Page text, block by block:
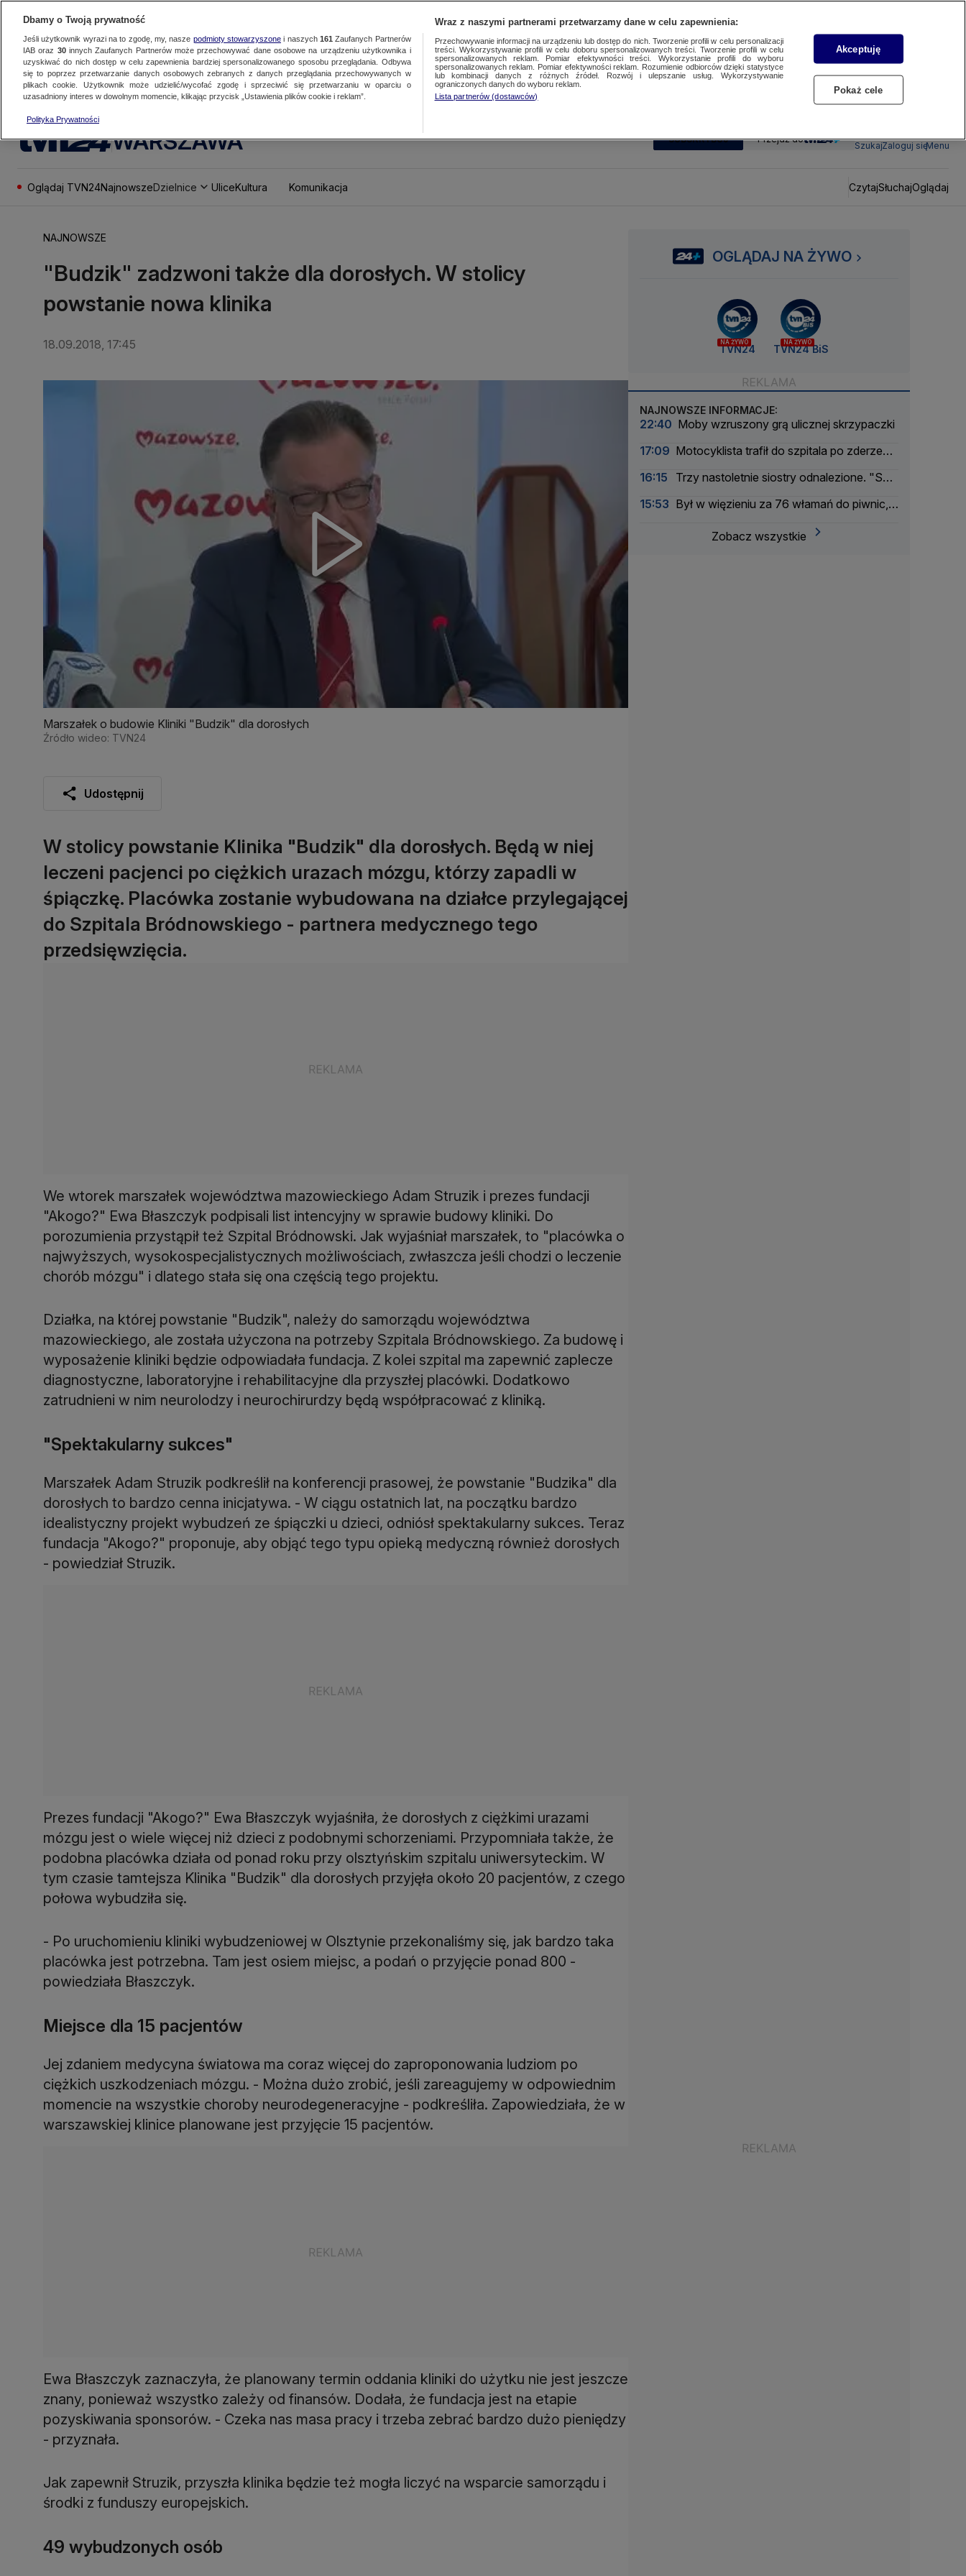
WARSZAWA SUBSKRYBUJ Przejdź do
SzukajZaloguj sięMenu
Oglądaj TVN24NajnowszeDzielnice UliceKultura Komunikacja CzytajSłuchajOglądaj
NAJNOWSZE
"Budzik" zadzwoni także dla dorosłych. W stolicy
powstanie nowa klinika
18.09.2018, 17:45
Marszałek o budowie Kliniki "Budzik" dla dorosłych
Źródło wideo: TVN24
Udostępnij
W stolicy powstanie Klinika "Budzik" dla dorosłych. Będą w niej
leczeni pacjenci po ciężkich urazach mózgu, którzy zapadli w
śpiączkę. Placówka zostanie wybudowana na działce przylegającej
do Szpitala Bródnowskiego - partnera medycznego tego
przedsięwzięcia.
We wtorek marszałek województwa mazowieckiego Adam Struzik i prezes fundacji
"Akogo?" Ewa Błaszczyk podpisali list intencyjny w sprawie budowy kliniki. Do
porozumienia przystąpił też Szpital Bródnowski. Jak wyjaśniał marszałek, to "placówka o
najwyższych, wysokospecjalistycznych możliwościach, zwłaszcza jeśli chodzi o leczenie
chorób mózgu" i dlatego stała się ona częścią tego projektu.
Działka, na której powstanie "Budzik", należy do samorządu województwa
mazowieckiego, ale została użyczona na potrzeby Szpitala Bródnowskiego. Za budowę i
wyposażenie kliniki będzie odpowiadała fundacja. Z kolei szpital ma zapewnić zaplecze
diagnostyczne, laboratoryjne i rehabilitacyjne dla przyszłej placówki. Dodatkowo
zatrudnieni w nim neurolodzy i neurochirurdzy będą współpracować z kliniką.
"Spektakularny sukces"
Marszałek Adam Struzik podkreślił na konferencji prasowej, że powstanie "Budzika" dla
dorosłych to bardzo cenna inicjatywa. - W ciągu ostatnich lat, na początku bardzo
idealistyczny projekt wybudzeń ze śpiączki u dzieci, odniósł spektakularny sukces. Teraz
fundacja "Akogo?" proponuje, aby objąć tego typu opieką medyczną również dorosłych
- powiedział Struzik.
Prezes fundacji "Akogo?" Ewa Błaszczyk wyjaśniła, że dorosłych z ciężkimi urazami
mózgu jest o wiele więcej niż dzieci z podobnymi schorzeniami. Przypomniała także, że
podobna placówka działa od ponad roku przy olsztyńskim szpitalu uniwersyteckim. W
tym czasie tamtejsza Klinika "Budzik" dla dorosłych przyjęła około 20 pacjentów, z czego
połowa wybudziła się.
- Po uruchomieniu kliniki wybudzeniowej w Olsztynie przekonaliśmy się, jak bardzo taka
placówka jest potrzebna. Tam jest osiem miejsc, a podań o przyjęcie ponad 800 -
powiedziała Błaszczyk.
Miejsce dla 15 pacjentów
Jej zdaniem medycyna światowa ma coraz więcej do zaproponowania ludziom po
ciężkich uszkodzeniach mózgu. - Można dużo zrobić, jeśli zareagujemy w odpowiednim
momencie na wszystkie choroby neurodegeneracyjne - podkreśliła. Zapowiedziała, że w
warszawskiej klinice planowane jest przyjęcie 15 pacjentów.
Ewa Błaszczyk zaznaczyła, że planowany termin oddania kliniki do użytku nie jest jeszcze
znany, ponieważ wszystko zależy od finansów. Dodała, że fundacja jest na etapie
pozyskiwania sponsorów. - Czeka nas masa pracy i trzeba zebrać bardzo dużo pieniędzy
- przyznała.
Jak zapewnił Struzik, przyszła klinika będzie też mogła liczyć na wsparcie samorządu i
środki z funduszy europejskich.
49 wybudzonych osób
OGLĄDAJ NA ŻYWO
NA ŻYWO
TVN24
NA ŻYWO
TVN24 BiS
NAJNOWSZE INFORMACJE:
22:40 Moby wzruszony grą ulicznej skrzypaczki
17:09 Motocyklista trafił do szpitala po zderzeniu
16:15
Trzy nastoletnie siostry odnalezione. "Są
15:53 Był w więzieniu za 76 włamań do piwnic,
Zobacz wszystkie
Dbamy o Twoją prywatność
Jeśli użytkownik wyrazi na to zgodę, my, nasze podmioty stowarzyszonei naszych 161 Zaufanych Partnerów
IAB oraz 30innych Zaufanych Partnerów może przechowywać dane osobowe na urządzeniu użytkownika i
uzyskiwać do nich dostęp w celu zapewnienia bardziej spersonalizowanego sposobu przeglądania. Odbywa
się to poprzez przetwarzanie danych osobowych zebranych z danych przeglądania przechowywanych w
plikach cookie. Użytkownik może udzielić/wycofać zgodę i sprzeciwić się przetwarzaniu w oparciu o
uzasadniony interes w dowolnym momencie, klikając przycisk „Ustawienia plików cookie i reklam”.
Polityka Prywatności
Wraz z naszymi partnerami przetwarzamy dane w celu zapewnienia:
Przechowywanie informacji na urządzeniu lub dostęp do nich. Tworzenie profili w celu personalizacji
treści. Wykorzystywanie profili w celu doboru spersonalizowanych treści. Tworzenie profili w celu
spersonalizowanych reklam. Pomiar efektywności treści. Wykorzystanie profili do wyboru
spersonalizowanych reklam. Pomiar efektywności reklam. Rozumienie odbiorców dzięki statystyce
lub kombinacji danych z różnych źródeł. Rozwój i ulepszanie usług. Wykorzystywanie
ograniczonych danych do wyboru reklam.
Lista partnerów (dostawców)
Akceptuję
Pokaż cele